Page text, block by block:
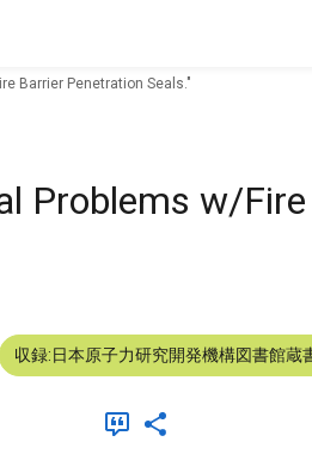
Barrier Penetration Seals."
Problems w/
収録:日本原子力研究開発機構図書館蔵